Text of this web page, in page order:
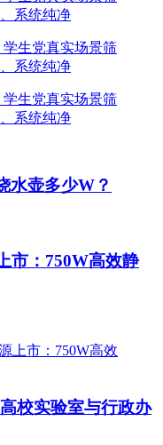
水壶多少W？
市：750W高效静
校实验室与行政办